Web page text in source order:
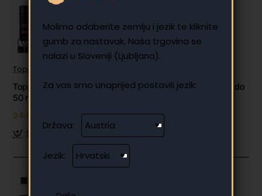
Molimo odaberite zemlju i jezik te kliknite
gumb za nastavak. Naša trgovina se
nalazi u Sloveniji (Ljubljana).
Za vas smo unaprijed postavili jezik:
Država:
Jezik:
Toppik
Toppik vlakna za kosu, Auburn / crvenkasta (velika 27,5 g, do
50 nanosa)
24.89 €
Stavi u košaricu